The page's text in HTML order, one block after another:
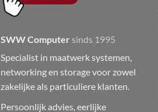
SWW Computer sinds 1995
Specialist in maatwerk systemen,
networking en storage voor zowel
zakelijke als particuliere klanten.
Persoonlijk advies, eerlijke